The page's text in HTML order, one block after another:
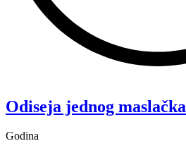
Odiseja jednog maslačka
Godina